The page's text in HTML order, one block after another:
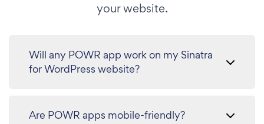
your website.
Will any POWR app work on my Sinatra
for WordPress website?
Are POWR apps mobile-friendly?